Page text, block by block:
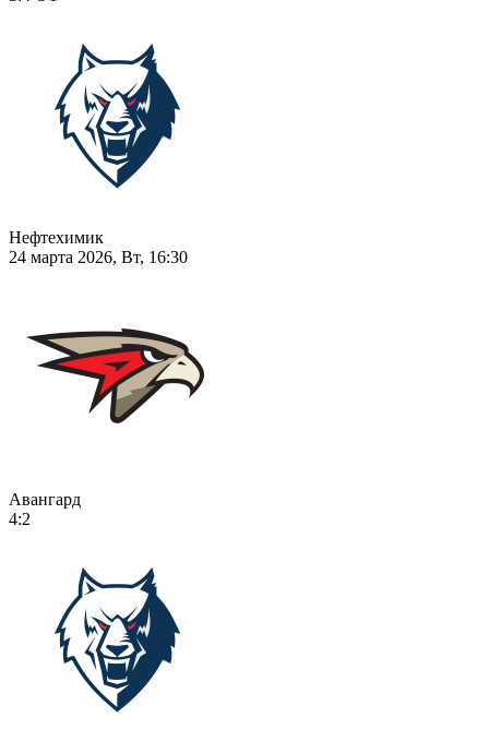
Нефтехимик
24 марта 2026, Вт, 16:30
Авангард
4:2